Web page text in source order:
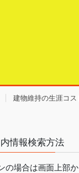
建物維持の生涯コス
情報検索方法
の場合は画面上部か